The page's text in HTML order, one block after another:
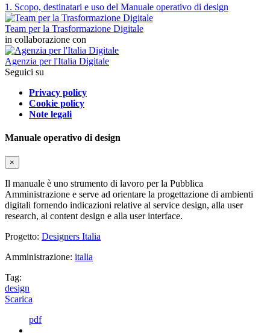
1. Scopo, destinatari e uso del Manuale operativo di design
Team per la Trasformazione Digitale
in collaborazione con
Agenzia per l'Italia Digitale
Seguici su
Privacy policy
Cookie policy
Note legali
Manuale operativo di design
×
Il manuale è uno strumento di lavoro per la Pubblica
Amministrazione e serve ad orientare la progettazione di ambienti
digitali fornendo indicazioni relative al service design, alla user
research, al content design e alla user interface.
Progetto: Designers Italia
Amministrazione: italia
Tag:
design
Scarica
pdf